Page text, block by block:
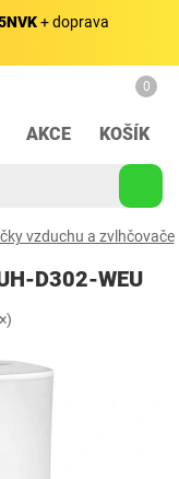
+ doprava
AKCE
0
KOŠÍK
vzduchu a zvlhčovače
D302-WEU